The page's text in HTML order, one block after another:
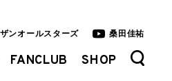
ンオールスターズ 桑田佳祐
FANCLUB SHOP